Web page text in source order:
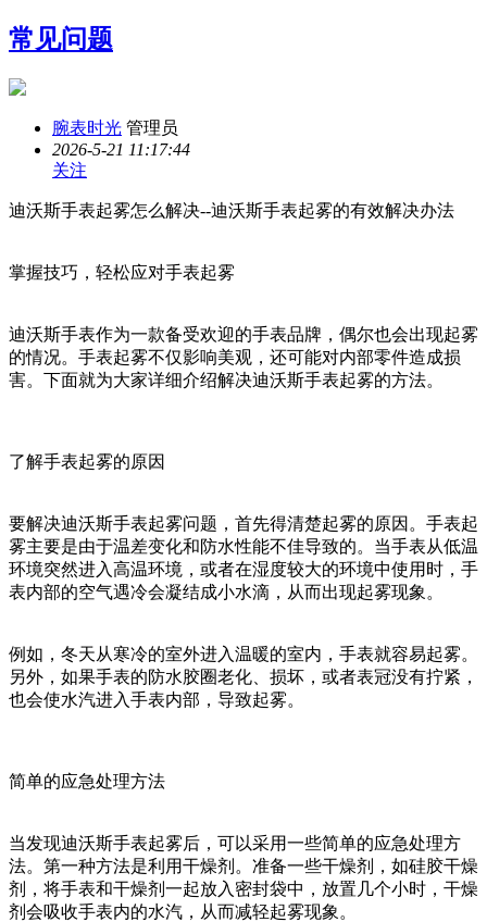
常见问题
腕表时光 管理员
2026-5-21 11:17:44
关注
迪沃斯手表起雾怎么解决--迪沃斯手表起雾的有效解决办法
掌握技巧，轻松应对手表起雾
迪沃斯手表作为一款备受欢迎的手表品牌，偶尔也会出现起雾
的情况。手表起雾不仅影响美观，还可能对内部零件造成损
害。下面就为大家详细介绍解决迪沃斯手表起雾的方法。
了解手表起雾的原因
要解决迪沃斯手表起雾问题，首先得清楚起雾的原因。手表起
雾主要是由于温差变化和防水性能不佳导致的。当手表从低温
环境突然进入高温环境，或者在湿度较大的环境中使用时，手
表内部的空气遇冷会凝结成小水滴，从而出现起雾现象。
例如，冬天从寒冷的室外进入温暖的室内，手表就容易起雾。
另外，如果手表的防水胶圈老化、损坏，或者表冠没有拧紧，
也会使水汽进入手表内部，导致起雾。
简单的应急处理方法
当发现迪沃斯手表起雾后，可以采用一些简单的应急处理方
法。第一种方法是利用干燥剂。准备一些干燥剂，如硅胶干燥
剂，将手表和干燥剂一起放入密封袋中，放置几个小时，干燥
剂会吸收手表内的水汽，从而减轻起雾现象。